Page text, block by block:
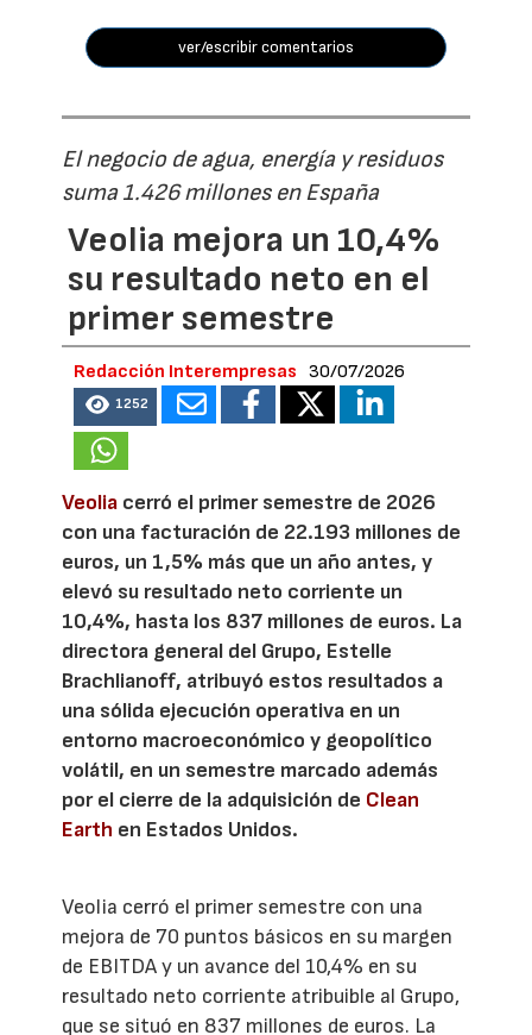
ver/escribir comentarios
El negocio de agua, energía y residuos
suma 1.426 millones en España
Veolia mejora un 10,4%
su resultado neto en el
primer semestre
Redacción Interempresas 30/07/2026
1252
Veolia cerró el primer semestre de 2026
con una facturación de 22.193 millones de
euros, un 1,5% más que un año antes, y
elevó su resultado neto corriente un
10,4%, hasta los 837 millones de euros. La
directora general del Grupo, Estelle
Brachlianoff, atribuyó estos resultados a
una sólida ejecución operativa en un
entorno macroeconómico y geopolítico
volátil, en un semestre marcado además
por el cierre de la adquisición de Clean
Earth en Estados Unidos.
Veolia cerró el primer semestre con una
mejora de 70 puntos básicos en su margen
de EBITDA y un avance del 10,4% en su
resultado neto corriente atribuible al Grupo,
que se situó en 837 millones de euros. La